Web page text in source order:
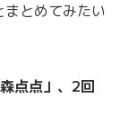
とめてみたい
点点」、2回